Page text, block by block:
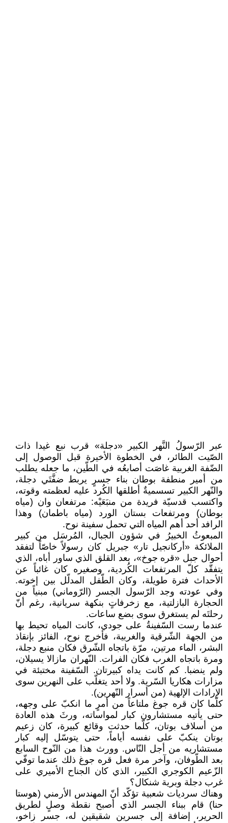
عبر الرّسولُ النَّهر الكبير «دجلة» قرب نبع غيدا ذات
الصّيت الطائر، في الخطوة الأخيرة قبل الوصول إلى
الضّفة الغربية غاصَت أصابعُه في الطّين، ما جعله يطلب
من أمير منطفة بوطان بناء جسرٍ يربط ضفَّتَي دجلة،
والنّهر الكبير تسسميةٌ أطلقها الكُرد عليه لعظمته وقوته،
واكتسب قدسيّة فريدة من منبَعَيْه: مرتفعان وان (مياه
بوطان) ومرتفعات بستان الورد (مياه باطمان) وهذا
الرافد أحد أهم المياه التي تحمل سفينة نوح.
المبعوثُ الخبيرُ في شؤون الجبال، المُرسَل من كبير
الملائكة «أركانجيل تار» جبريل كان رسولاً خاصّاً لتفقد
أحوال جبل «قره جوخ»، بعد القلق الذي ساور أباه، الذي
يتفقّد كلّ المرتفعات الكُردية، وصغيره كان غائباً عن
الأحداث فترة طويلة، وكان الطّفل المدلّل بين إخوته.
وفي عودته وجد الرّسول الجسر (الرّوماني) مبنياً من
الحجارة البازلتية، مع زخرفاتٍ بنكهة سريانية، رغم أنّ
رحلتَه لم يستغرق سوى بضع ساعات.
عندما رست السّفينةُ على جودي، كانت المياه تحيط بها
من الجهة الشّرقية والغربية، فأخرج نوح، الفائز بإنقاذ
البشر، الماء مرتين، مرّة باتجاه الشّرق فكان منبع دجلة،
ومرة باتجاه الغرب فكان الفرات. النّهران مازالا يسيلان،
ولم ينضبا. كم كانت يداه كبيرتان. السّفينة مختبئة في
مزارات هكاريا السّرية. ولا أحد يتغلّب على النهرين سوى
الإرادات الإلهية (من أسرار النّهرين).
كلّما كان قره جوغ ملتاعاً من أمرٍ ما انكبّ على وجهه،
حتى يأتيه مستشارون كبار لمواساته، ورثَ هذه العادة
من أسلاف بوتان، كلّما حدثت وقائع كبيرة، كان زعيم
بوتان ينكبّ على نفسه أياماً، حتى يتوسّل إليه كبار
مستشاريه من أجل النّاس. وورث هذا من النّوح السابع
بعد الطّوفان، وآخر مرة فعل قره جوغ ذلك عندما توفّي
الزّعيم الكوجري الكبير، الذي كان الجناح الأميري على
غرب دجلة وبرية شنكال؟
وهناك سرديات شعبية تؤكّد أنّ المهندس الأرمني (هوستا
حنا) قام ببناء الجسر الذي أصبح نقطة وصلٍ لطريق
الحرير، إضافة إلى جسرين شقيقين له، جسر زاخو،